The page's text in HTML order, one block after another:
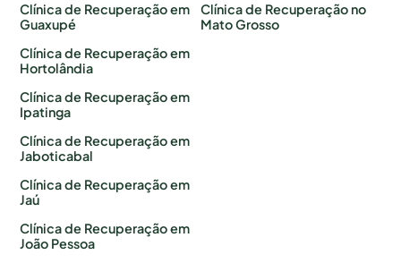
Clínica de Recuperação em
Guaxupé
Clínica de Recuperação em
Hortolândia
Clínica de Recuperação em
Ipatinga
Clínica de Recuperação em
Jaboticabal
Clínica de Recuperação em
Jaú
Clínica de Recuperação em
João Pessoa
Clínica de Recuperação no
Mato Grosso